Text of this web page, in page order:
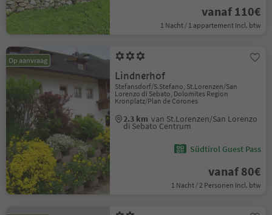
vanaf 110€
1 Nacht / 1 appartement Incl. btw
Op aanvraag
Lindnerhof
Stefansdorf/S.Stefano, St.Lorenzen/San
Lorenzo di Sebato, Dolomites Region
Kronplatz/Plan de Corones
2.3 km van St.Lorenzen/San Lorenzo
di Sebato Centrum
Südtirol Guest Pass
vanaf 80€
1 Nacht / 2 Personen Incl. btw